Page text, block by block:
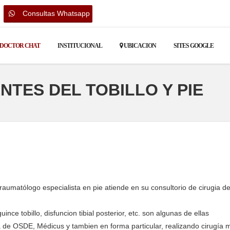
Consultas Whatsapp
DOCTOR CHAT INSTITUCIONAL UBICACION SITES GOOGLE
DEL TOBILLO Y PIE
especialista en pie atiende en su consultorio de cirugia
tobillo, disfuncion tibial posterior, etc. son algunas de ellas
OSDE, Médicus y tambien en forma particular, realizando cirugía